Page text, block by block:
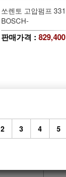
쏘렌토 고압펌프
BOSCH-
판매가격 :
2 3 4 5